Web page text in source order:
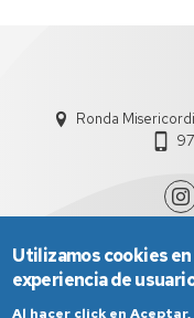
Ronda
Utilizamos cookies
experiencia de
Al hacer click en